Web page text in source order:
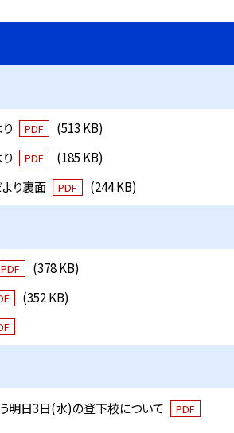
PDF
(513 KB)
PDF
(185 KB)
り裏面
PDF (244 KB)
PDF
(378 KB)
(352 KB)
明日3日(水)の登下校について PDF